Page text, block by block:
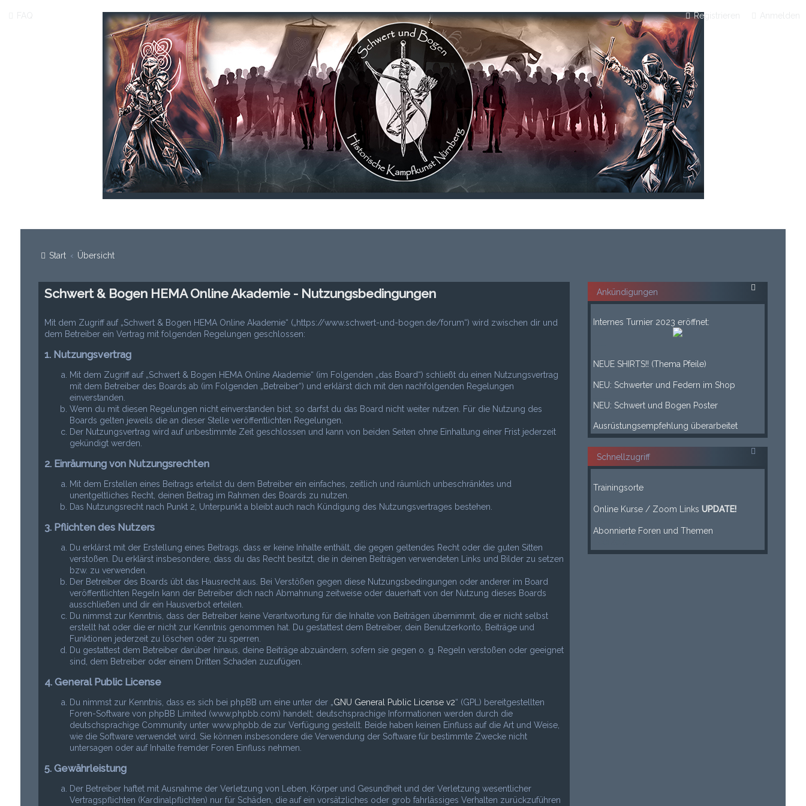
Registrieren
Start Übersicht
Schwert & Bogen HEMA Online Akademie - Nutzungsbedingungen
Mit dem Zugriff auf „Schwert & Bogen HEMA Online Akademie“ („https://www.schwert-und-bogen.de/forum“) wird zwischen dir und
dem Betreiber ein Vertrag mit folgenden Regelungen geschlossen:
1. Nutzungsvertrag
Mit dem Zugriff auf „Schwert & Bogen HEMA Online Akademie“ (im Folgenden „das Board“) schließt du einen Nutzungsvertrag
mit dem Betreiber des Boards ab (im Folgenden „Betreiber“) und erklärst dich mit den nachfolgenden Regelungen
einverstanden.
Wenn du mit diesen Regelungen nicht einverstanden bist, so darfst du das Board nicht weiter nutzen. Für die Nutzung des
Boards gelten jeweils die an dieser Stelle veröffentlichten Regelungen.
Der Nutzungsvertrag wird auf unbestimmte Zeit geschlossen und kann von beiden Seiten ohne Einhaltung einer Frist jederzeit
gekündigt werden.
2. Einräumung von Nutzungsrechten
Mit dem Erstellen eines Beitrags erteilst du dem Betreiber ein einfaches, zeitlich und räumlich unbeschränktes und
unentgeltliches Recht, deinen Beitrag im Rahmen des Boards zu nutzen.
Das Nutzungsrecht nach Punkt 2, Unterpunkt a bleibt auch nach Kündigung des Nutzungsvertrages bestehen.
3. Pflichten des Nutzers
Du erklärst mit der Erstellung eines Beitrags, dass er keine Inhalte enthält, die gegen geltendes Recht oder die guten Sitten
verstoßen. Du erklärst insbesondere, dass du das Recht besitzt, die in deinen Beiträgen verwendeten Links und Bilder zu setzen
bzw. zu verwenden.
Der Betreiber des Boards übt das Hausrecht aus. Bei Verstößen gegen diese Nutzungsbedingungen oder anderer im Board
veröffentlichten Regeln kann der Betreiber dich nach Abmahnung zeitweise oder dauerhaft von der Nutzung dieses Boards
ausschließen und dir ein Hausverbot erteilen.
Du nimmst zur Kenntnis, dass der Betreiber keine Verantwortung für die Inhalte von Beiträgen übernimmt, die er nicht selbst
erstellt hat oder die er nicht zur Kenntnis genommen hat. Du gestattest dem Betreiber, dein Benutzerkonto, Beiträge und
Funktionen jederzeit zu löschen oder zu sperren.
Du gestattest dem Betreiber darüber hinaus, deine Beiträge abzuändern, sofern sie gegen o. g. Regeln verstoßen oder geeignet
sind, dem Betreiber oder einem Dritten Schaden zuzufügen.
4. General Public License
Du nimmst zur Kenntnis, dass es sich bei phpBB um eine unter der „GNU General Public License v2“ (GPL) bereitgestellten
Foren-Software von phpBB Limited (www.phpbb.com) handelt; deutschsprachige Informationen werden durch die
deutschsprachige Community unter www.phpbb.de zur Verfügung gestellt. Beide haben keinen Einfluss auf die Art und Weise,
wie die Software verwendet wird. Sie können insbesondere die Verwendung der Software für bestimmte Zwecke nicht
untersagen oder auf Inhalte fremder Foren Einfluss nehmen.
5. Gewährleistung
Der Betreiber haftet mit Ausnahme der Verletzung von Leben, Körper und Gesundheit und der Verletzung wesentlicher
Vertragspflichten (Kardinalpflichten) nur für Schäden, die auf ein vorsätzliches oder grob fahrlässiges Verhalten zurückzuführen
Ankündigungen
Internes Turnier 2023 eröffnet:
NEUE SHIRTS!! (Thema Pfeile)
NEU: Schwerter und Federn im Shop
NEU: Schwert und Bogen Poster
Ausrüstungsempfehlung überarbeitet
Schnellzugriff
Trainingsorte
Online Kurse / Zoom LinksUPDATE!
Abonnierte Foren und Themen